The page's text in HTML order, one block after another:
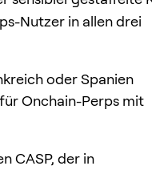
Nutzer in allen drei
oder Spanien
Onchain-Perps mit
CASP, der in